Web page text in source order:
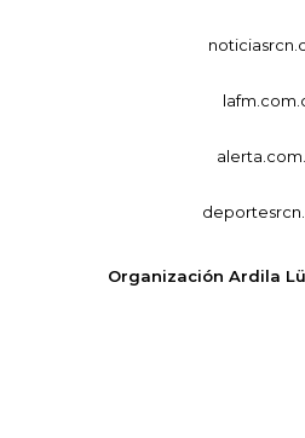
Organización Ardila